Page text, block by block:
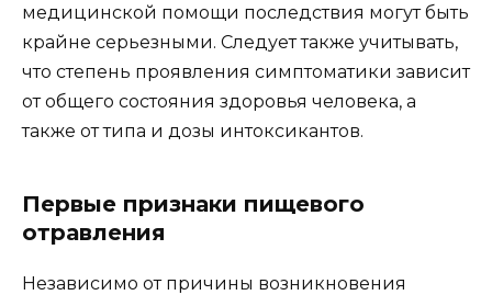
медицинской помощи последствия могут быть
крайне серьезными. Следует также учитывать,
что степень проявления симптоматики зависит
от общего состояния здоровья человека, а
также от типа и дозы интоксикантов.
Первые признаки пищевого
отравления
Независимо от причины возникновения